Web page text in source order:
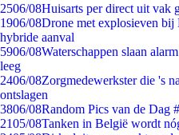
2506/08Huisarts per direct uit vak
1906/08Drone met explosieven
hybride aanval
5906/08Waterschappen slaan
leeg
2406/08Zorgmedewerkster die 's
ontslagen
3806/08Random Pics van de Dag
2105/08Tanken in België wordt